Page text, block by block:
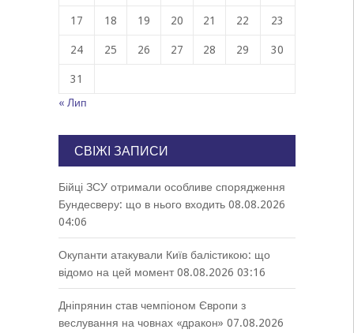
17 18 19 20 21 22 23
24 25 26 27 28 29 30
31
« Лип
СВІЖІ ЗАПИСИ
Бійці ЗСУ отримали особливе спорядження
Бундесверу: що в нього входить 08.08.2026
04:06
Окупанти атакували Київ балістикою: що
відомо на цей момент 08.08.2026 03:16
Дніпрянин став чемпіоном Європи з
веслування на човнах «дракон» 07.08.2026